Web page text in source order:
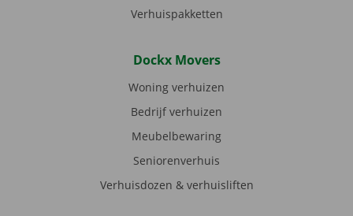
Verhuispakketten
Dockx Movers
Woning verhuizen
Bedrijf verhuizen
Meubelbewaring
Seniorenverhuis
Verhuisdozen & verhuisliften